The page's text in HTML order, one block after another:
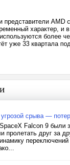
представители AMD
характер,
более
уже 33 квартала
срыва —
Falcon 9
друг за